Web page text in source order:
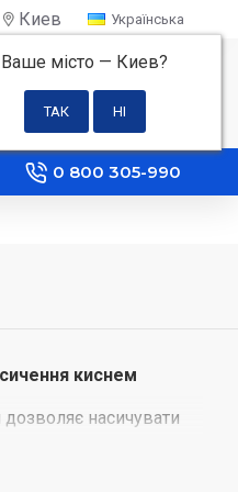
Киев
Ваше місто — Киев?
Українська
0 грн
0 800 305-990
киснем
насичувати
ніжна і повітряна